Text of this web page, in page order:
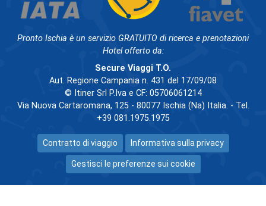
Pronto Ischia è un servizio GRATUITO di ricerca e prenotazioni
Hotel offerto da:
Secure Viaggi T.O.
Aut. Regione Campania n. 431 del 17/09/08
© Itiner Srl P.Iva e CF: 05706061214
Via Nuova Cartaromana, 125 - 80077 Ischia (Na) Italia. - Tel.
+39 081.1975.1975
Contratto di viaggio Informativa sulla privacy
Gestisci le preferenze sui cookie